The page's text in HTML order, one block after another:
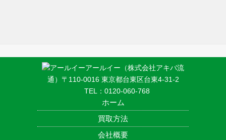
アールイー（株式会社アキバ流
通）〒110-0016 東京都台東区台東4-31-2
TEL： 0120-060-768
ホーム
買取方法
会社概要